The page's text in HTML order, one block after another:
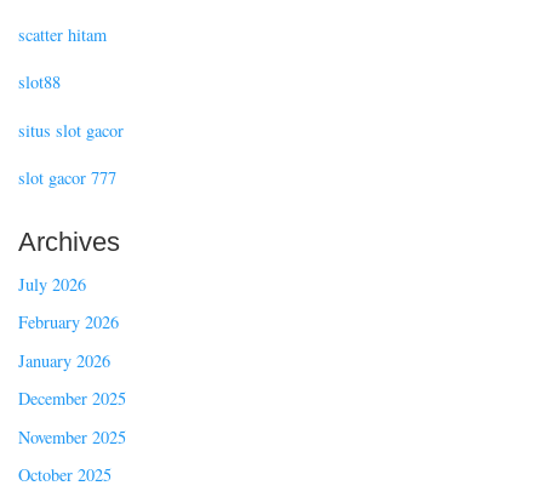
scatter hitam
slot88
situs slot gacor
slot gacor 777
Archives
July 2026
February 2026
January 2026
December 2025
November 2025
October 2025